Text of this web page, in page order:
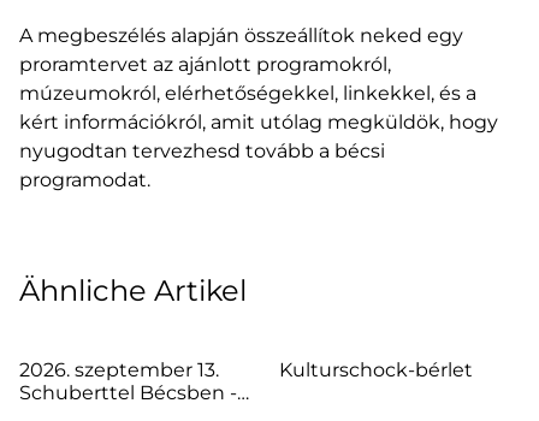
A megbeszélés alapján összeállítok neked egy
proramtervet az ajánlott programokról,
múzeumokról, elérhetőségekkel, linkekkel, és a
kért információkról, amit utólag megküldök, hogy
nyugodtan tervezhesd tovább a bécsi
programodat.
Ähnliche Artikel
2026. szeptember 13.
Schuberttel Bécsben -
Kulturschock-bérlet